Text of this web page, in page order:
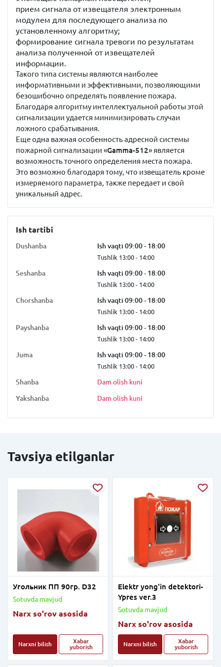
прием сигнала от извещателя электронным
модулем для последующего анализа по
установленному алгоритму;
формирование сигнала тревоги по результатам
анализа полученной от извещателей
информации.
Такого типа системы являются наиболее
информативными и эффективными, позволяющими
безошибочно определять появление пожара.
Благодаря алгоритму интеллектуальной работы этой
сигнализации удается минимизировать случаи
ложного срабатывания.
Еще одна важная особенность адресной системы
пожарной сигнализации «Gamma-512» является
возможность точного определения места пожара.
Это возможно благодаря тому, что извещатель кроме
измеряемого параметра, также передает и свой
уникальный адрес.
Ish tartibi
Dushanba Ish vaqti 09:00 - 18:00
Tushlik 13:00 - 14:00
Seshanba Ish vaqti 09:00 - 18:00
Tushlik 13:00 - 14:00
Chorshanba Ish vaqti 09:00 - 18:00
Tushlik 13:00 - 14:00
Payshanba Ish vaqti 09:00 - 18:00
Tushlik 13:00 - 14:00
Juma Ish vaqti 09:00 - 18:00
Tushlik 13:00 - 14:00
Shanba Dam olish kuni
Yakshanba Dam olish kuni
Tavsiya etilganlar
Угольник ПП 90гр. D32
Sotuvda mavjud
Narx so'rov asosida
Narxni bilish
Xabar
yuborish
Elektr yong'in detektori-
Ypres ver.3
Sotuvda mavjud
Narx so'rov asosida
Narxni bilish
Xabar
yuborish